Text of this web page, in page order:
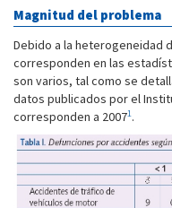
Magnitud del problema
Debido a la heterogeneidad
corresponden en las
son varios, tal como se
datos publicados por el
corresponden a 20071.